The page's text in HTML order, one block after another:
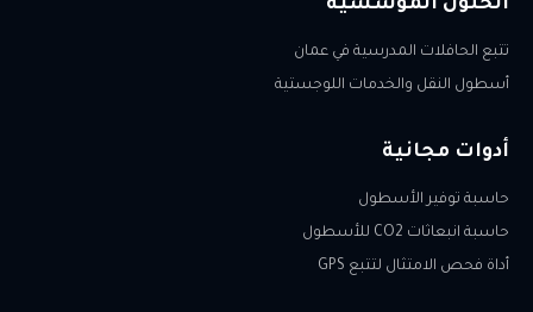
الحلول المؤسسية
تتبع الحافلات المدرسية في عمان
أسطول النقل والخدمات اللوجستية
أدوات مجانية
حاسبة توفير الأسطول
حاسبة انبعاثات CO2 للأسطول
أداة فحص الامتثال لتتبع GPS